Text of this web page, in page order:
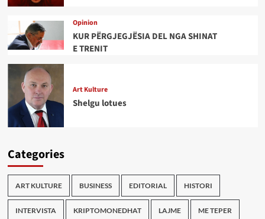
Opinion
KUR PËRGJEGJËSIA DEL NGA SHINAT
E TRENIT
Art Kulture
Shelgu lotues
Categories
ART KULTURE BUSINESS EDITORIAL HISTORI
INTERVISTA KRIPTOMONEDHAT LAJME ME TEPER